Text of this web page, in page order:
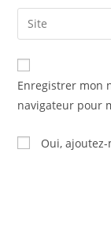
comment
email
address
comment
Saisir
l’URL
de
votre
(facultatif)
Enregistrer mon
navigateur pour
Oui,